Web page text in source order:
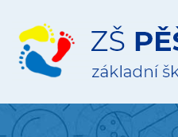
ZŠ
Pěší